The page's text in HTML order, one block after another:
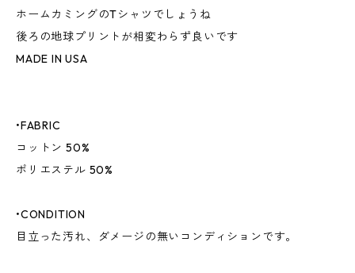
ホームカミングのTシャツでしょうね
後ろの地球プリントが相変わらず良いです
MADE IN USA
•FABRIC
コットン 50%
ポリエステル 50%
•CONDITION
目立った汚れ、ダメージの無いコンディションです。